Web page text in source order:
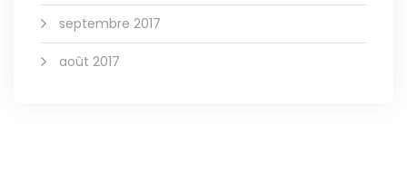
septembre 2017
août 2017